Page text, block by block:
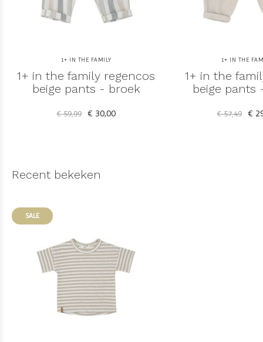
1+ IN THE FAMILY
1+ in the family regencos
beige pants - broek
€ 59,99 € 30,00
1+ IN THE
1+ in the
beige pants
€ 57,49 €
Recent bekeken
SALE